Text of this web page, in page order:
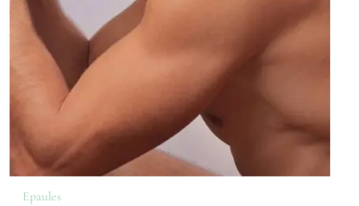
Epaules